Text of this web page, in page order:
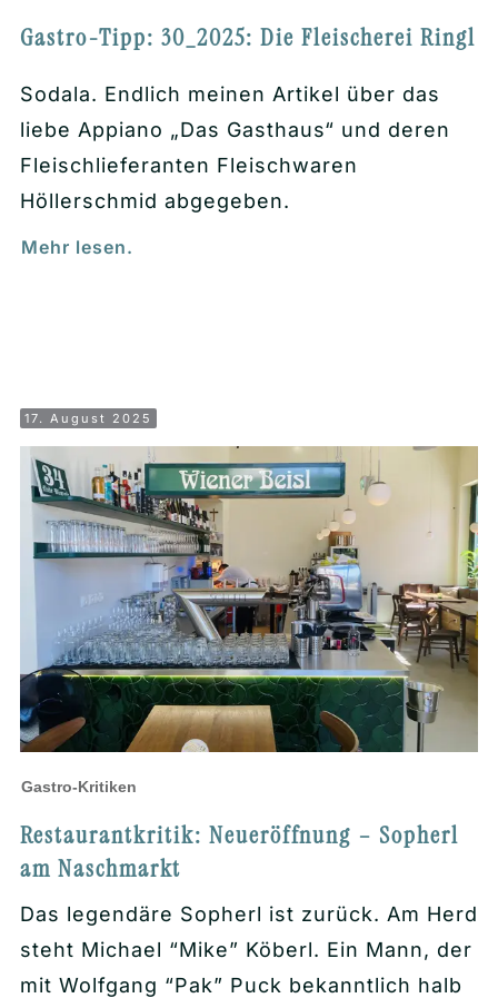
Gastro-Tipp: 30_2025: Die Fleischerei Ringl
Sodala. Endlich meinen Artikel über das
liebe Appiano „Das Gasthaus“ und deren
Fleischlieferanten Fleischwaren
Höllerschmid abgegeben.
Mehr lesen.
17. August 2025
Gastro-Kritiken
Restaurantkritik: Neueröffnung – Sopherl
am Naschmarkt
Das legendäre Sopherl ist zurück. Am Herd
steht Michael “Mike” Köberl. Ein Mann, der
mit Wolfgang “Pak” Puck bekanntlich halb